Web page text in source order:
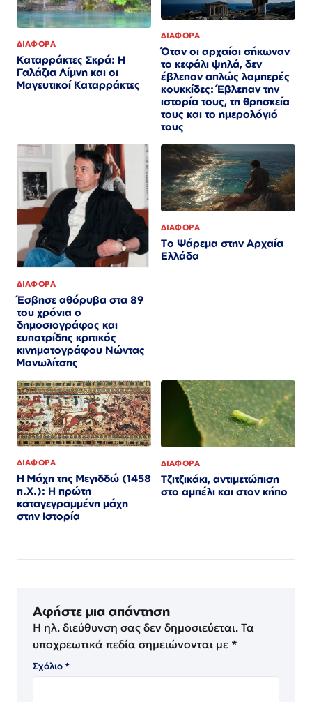
ΔΙΑΦΟΡΑ
Καταρράκτες Σκρά: Η
Γαλάζια Λίμνη και οι
Μαγευτικοί Καταρράκτες
ΔΙΑΦΟΡΑ
Όταν οι αρχαίοι σήκωναν
το κεφάλι ψηλά, δεν
έβλεπαν απλώς λαμπερές
κουκκίδες: Έβλεπαν την
ιστορία τους, τη θρησκεία
τους και το ημερολόγιό
τους
ΔΙΑΦΟΡΑ
Έσβησε αθόρυβα στα 89
του χρόνια ο
δημοσιογράφος και
ευπατρίδης κριτικός
κινηματογράφου Νώντας
Μανωλίτσης
ΔΙΑΦΟΡΑ
Το Ψάρεμα στην Αρχαία
Ελλάδα
ΔΙΑΦΟΡΑ
Η Μάχη της Μεγιδδώ (1458
π.Χ.): Η πρώτη
καταγεγραμμένη μάχη
στην Ιστορία
ΔΙΑΦΟΡΑ
Τζιτζικάκι, αντιμετώπιση
στο αμπέλι και στον κήπο
Αφήστε μια απάντηση
Η ηλ. διεύθυνση σας δεν δημοσιεύεται. Τα
υποχρεωτικά πεδία σημειώνονται με *
Σχόλιο*